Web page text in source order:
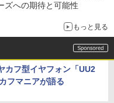
ズへの期待と可能性
もっと見る
カフ型イヤフォン「UU2
フマニアが語る